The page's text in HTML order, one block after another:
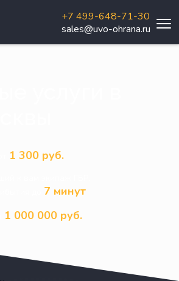
+7 499-648-71-30
sales@uvo-ohrana.ru
1 300 руб.
7 минут
1 000 000 руб.